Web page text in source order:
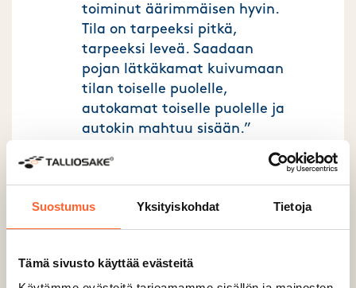
Suostumus Yksityiskohdat Tietoja
Tämä sivusto käyttää evästeitä
toiminut äärimmäisen hyvin.
Tila on tarpeeksi pitkä,
tarpeeksi leveä. Saadaan
pojan lätkäkamat kuivumaan
tilan toiselle puolelle,
autokamat toiselle puolelle ja
autokin mahtuu sisään.”
Kimmo Maijala